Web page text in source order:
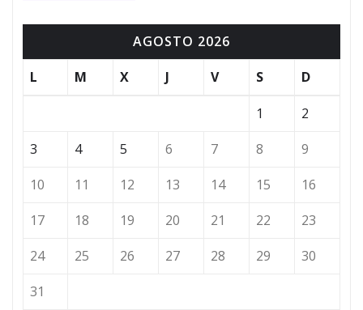
AGOSTO 2026
L
M X J V S D
1
2
3
4 5 6 7 8
9
10
11 12 13 14 15
16
17
18 19 20 21 22
23
24
25 26 27 28 29
30
31